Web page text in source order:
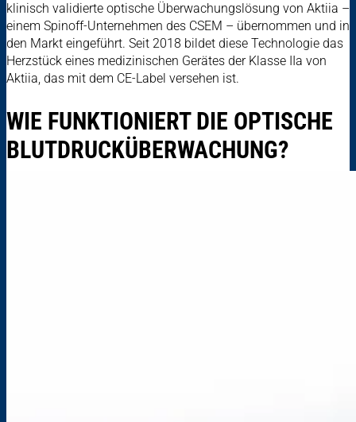
klinisch validierte optische Überwachungslösung von Aktiia –
einem Spinoff-Unternehmen des CSEM – übernommen und in
den Markt eingeführt. Seit 2018 bildet diese Technologie das
Herzstück eines medizinischen Gerätes der Klasse IIa von
Aktiia, das mit dem CE-Label versehen ist.
WIE FUNKTIONIERT DIE OPTISCHE
BLUTDRUCKÜBERWACHUNG?